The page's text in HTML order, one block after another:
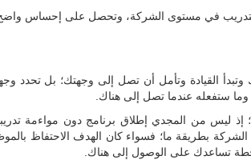
في مستوى الشركة، وتحصل على إحساس واضح
وتبدأ القيادة وتأمل أن تصل إلى وجهتك؛ بل تحدد
ستفعله عندما تصل إلى هناك.
إذ ليس من المجدي إطلاق برنامج دون مواءمة
بطريقة ما؛ فسواء كان الهدف الاحتفاظ
تساعدك على الوصول إلى هناك.